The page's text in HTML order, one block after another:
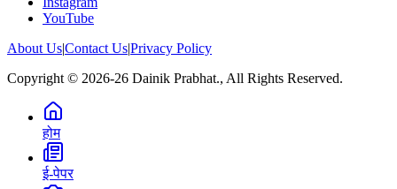
YouTube
About Us|Contact Us|Privacy Policy
Copyright © 2026-26 Dainik Prabhat., All Rights Reserved.
होम
ई-पेपर